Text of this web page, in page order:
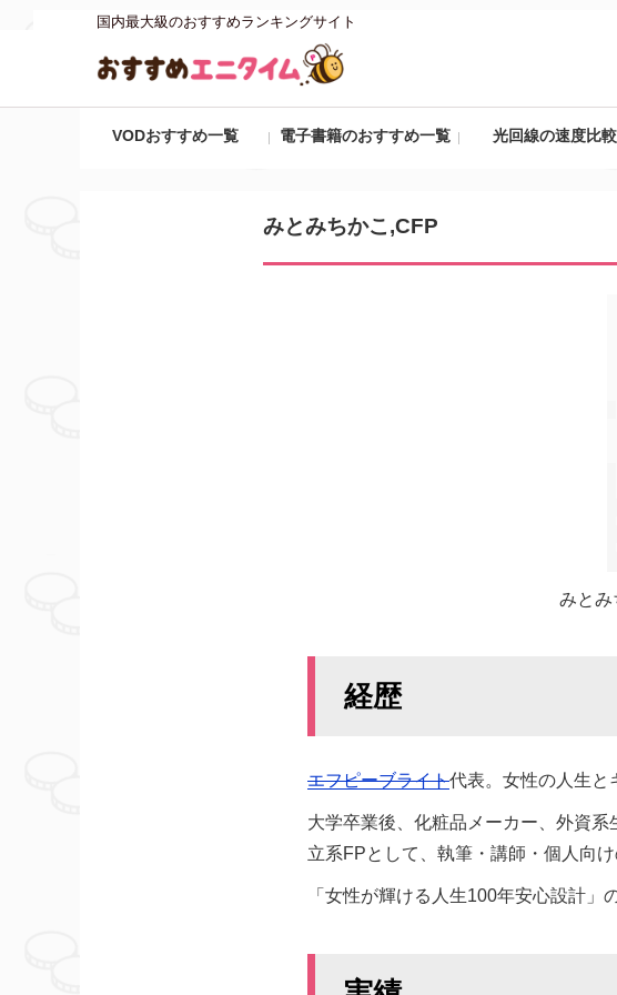
国内最大級のおすすめランキングサイト
VODおすすめ一覧 電子書籍のおすすめ一覧 光回線の速度比較
みとみちかこ,CFP
みとみ
経歴
エフピーブライト代表。女性の人生と
大学卒業後、化粧品メーカー、外資
立系FPとして、執筆・講師・個人向け
「女性が輝ける人生100年安心設計」